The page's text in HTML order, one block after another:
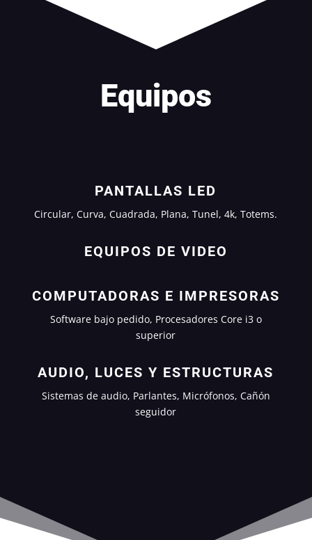
Equipos
PANTALLAS LED
Circular, Curva, Cuadrada, Plana, Tunel, 4k, Totems.
EQUIPOS DE VIDEO
COMPUTADORAS E IMPRESORAS
Software bajo pedido, Procesadores Core i3 o
superior
AUDIO, LUCES Y ESTRUCTURAS
Sistemas de audio, Parlantes, Micrófonos, Cañón
seguidor